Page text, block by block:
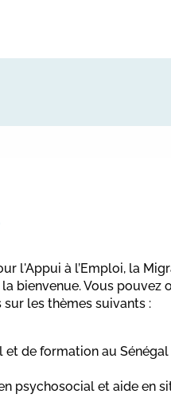
l'Appui à l’Emploi, la
bienvenue. Vous
les thèmes suivants :
et de formation au Sénégal
psychosocial et aide en